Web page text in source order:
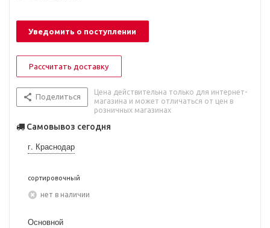
Уведомить о поступлении
Рассчитать доставку
Поделиться
Цена действительна только для интернет-
магазина и может отличаться от цен в
розничных магазинах
Самовывоз сегодня
г. Краснодар
сортировочный
Нет в наличии
Основной